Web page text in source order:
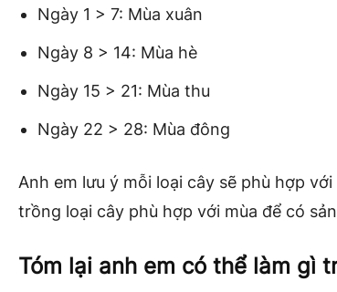
Ngày 1 > 7: Mùa xuân
Ngày 8 > 14: Mùa hè
Ngày 15 > 21: Mùa thu
Ngày 22 > 28: Mùa đông
Anh em lưu ý mỗi loại cây sẽ phù hợp
trồng loại cây phù hợp với mùa để có
Tóm lại anh em có thể làm gì